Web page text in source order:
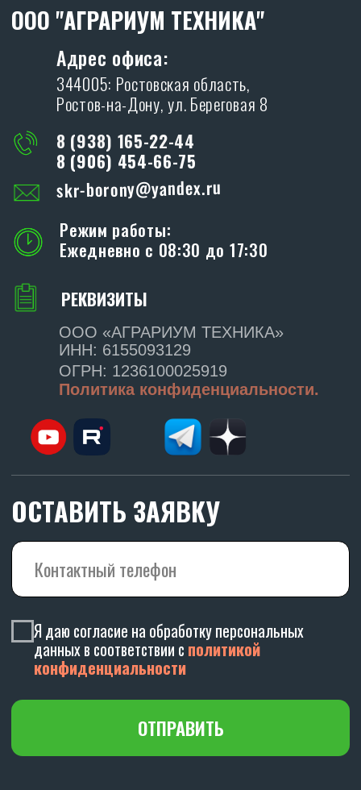
ПРОИЗВОДСТВОSKR
Адрес производства:
район, ст. Кировская, ул. Славы, 17
Я даю согласие на обработку персональных
данных в соответствии с политикой
конфиденциальности